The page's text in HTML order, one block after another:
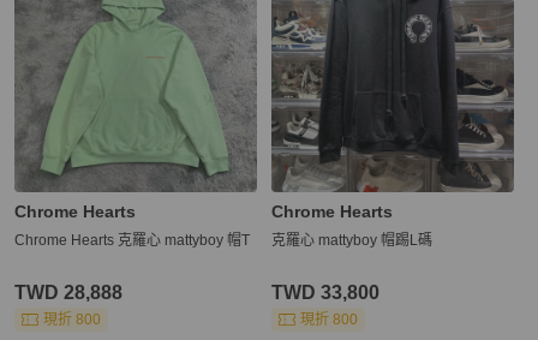
Chrome Hearts
Chrome Hearts 克羅心 mattyboy 帽T
TWD 28,888
現折 800
Chrome Hearts
克羅心 mattyboy 帽踢L碼
TWD 33,800
現折 800